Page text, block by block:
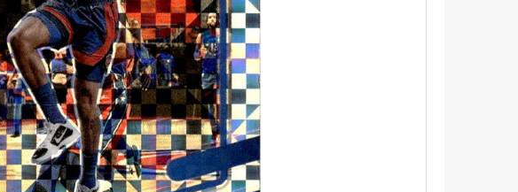
POKÉMON TCG: ME05 - PITCH BLACK
BOOSTER BUNDLE
990 Kč